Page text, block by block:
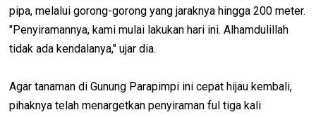
pipa, melalui gorong-gorong yang jaraknya hingga 200 meter.
"Penyiramannya, kami mulai lakukan hari ini. Alhamdulillah
tidak ada kendalanya," ujar dia.
Agar tanaman di Gunung Parapimpi ini cepat hijau kembali,
pihaknya telah menargetkan penyiraman ful tiga kali